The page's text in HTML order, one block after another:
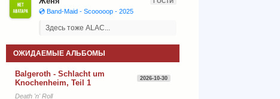
💿 Band-Maid - Scooooop - 2025
Здесь тоже ALAC...
ОЖИДАЕМЫЕ АЛЬБОМЫ
Balgeroth - Schlacht um
Knochenheim, Teil 1
2026-10-30
Death 'n' Roll